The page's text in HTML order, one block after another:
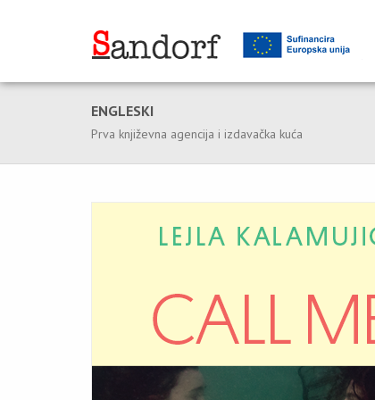
ENGLESKI
Prva književna agencija i izdavačka kuća